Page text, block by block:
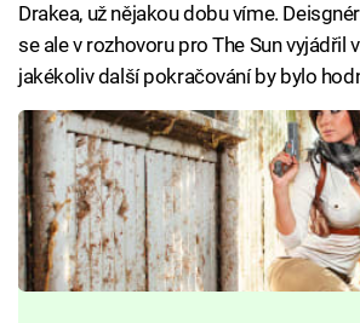
Drakea, už nějakou dobu víme.
se ale v rozhovoru pro The Sun vyjádřil
jakékoliv další pokračování by bylo